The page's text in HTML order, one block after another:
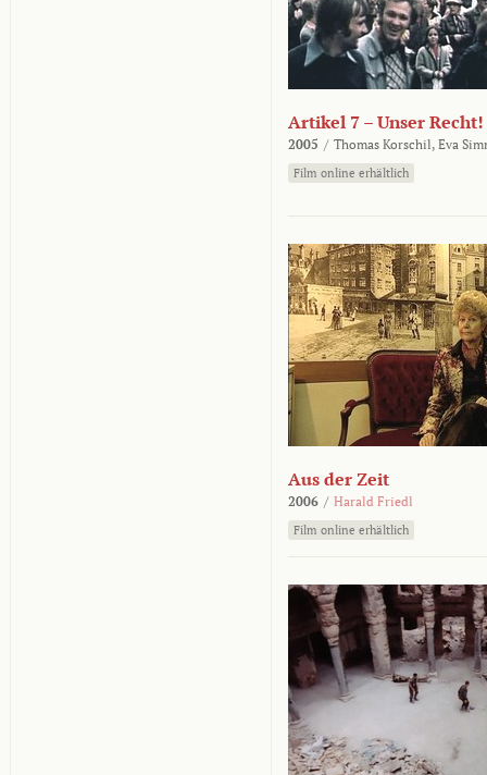
Artikel 7 – Unser Recht!
2005 / Thomas Korschil, Eva
Film online erhältlich
Aus der Zeit
2006 / Harald Friedl
Film online erhältlich